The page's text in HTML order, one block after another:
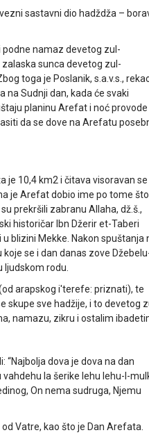
sastavni dio hadždža –
namaz devetog zul-
sunca devetog zul-
toga je Poslanik, s.a.v.s.,
na Sudnji dan, kada će svaki
planinu Arefat i noć provode
da se dove na Arefatu
je 10,4 km2 i čitava visoravan se
je Arefat dobio ime po tome
prekršili zabranu Allaha, dž.š.,
historičar Ibn Džerir et-Taberi
blizini Mekke. Nakon spuštanja
se i dan danas zove
rodu.
arapskog i'terefe: priznati), te
skupe sve hadžije, i to devetog
namazu, zikru i ostalim
“Najbolja dova je dova na dan
la šerike lehu lehu-l-
On nema sudruga, Njemu
Vatre, kao što je Dan Arefata.